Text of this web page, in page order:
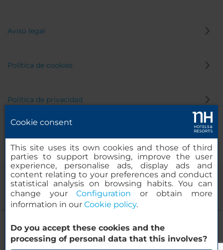
NH Graz City
Aviso legal
Política de cookies
Política de privacidad
© 2000-2026 MINOR HOTELS EUROPE & AMERICAS Santa Engracia,
120. 28003 Madrid, España
Cookie consent
This site uses its own cookies and those of third
parties to support browsing, improve the user
experience, personalise ads, display ads and
content relating to your preferences and conduct
statistical analysis on browsing habits. You can
change yourConfiguration or obtain more
information in our Cookie policy.
Do you accept these cookies and the
processing of personal data that this involves?